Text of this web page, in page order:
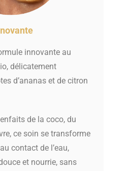
innovante au
délicatement
d’ananas et de citron
de la coco, du
ce soin se transforme
contact de l’eau,
et nourrie, sans